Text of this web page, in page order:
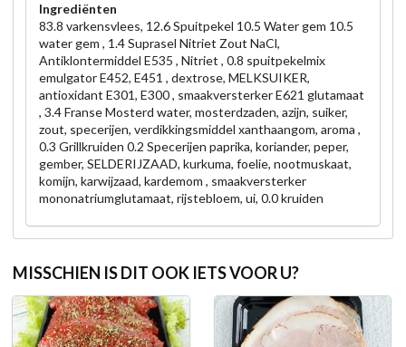
Ingrediënten
83.8 varkensvlees, 12.6 Spuitpekel 10.5 Water gem 10.5
water gem , 1.4 Suprasel Nitriet Zout NaCl,
Antiklontermiddel E535 , Nitriet , 0.8 spuitpekelmix
emulgator E452, E451 , dextrose, MELKSUIKER,
antioxidant E301, E300 , smaakversterker E621 glutamaat
, 3.4 Franse Mosterd water, mosterdzaden, azijn, suiker,
zout, specerijen, verdikkingsmiddel xanthaangom, aroma ,
0.3 Grillkruiden 0.2 Specerijen paprika, koriander, peper,
gember, SELDERIJZAAD, kurkuma, foelie, nootmuskaat,
komijn, karwijzaad, kardemom , smaakversterker
mononatriumglutamaat, rijstebloem, ui, 0.0 kruiden
MISSCHIEN IS DIT OOK IETS VOOR U?